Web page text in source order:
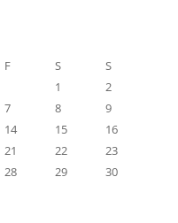
F S
S
1
2
7 8
9
14 15
16
21 22
23
28 29
30